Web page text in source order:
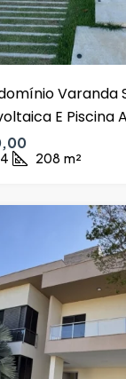
Varanda
E Piscina
4 208 m²